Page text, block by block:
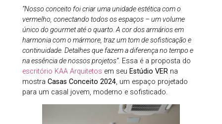
“Nosso conceito foi criar uma unidade estética com o
vermelho, conectando todos os espaços – um volume
único do gourmet até o quarto. A cor dos armários em
harmonia com o mármore, traz um tom de sofisticação e
continuidade. Detalhes que fazem a diferença no tempo e
na essência de nossos projetos”. Essa é a proposta do
escritório KAA Arquitetos em seu Estúdio VERna
mostra Casas Conceito 2024, um espaço projetado
para um casal jovem, moderno e sofisticado.